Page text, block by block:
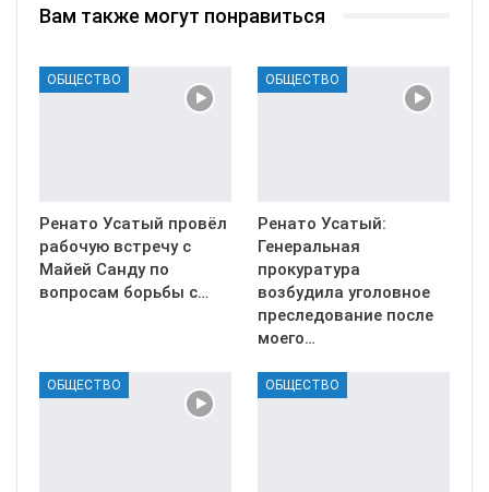
Вам также могут понравиться
ОБЩЕСТВО
Ренато Усатый провёл
рабочую встречу с
Майей Санду по
вопросам борьбы с…
ОБЩЕСТВО
Ренато Усатый:
Генеральная
прокуратура
возбудила уголовное
преследование после
моего…
ОБЩЕСТВО ОБЩЕСТВО